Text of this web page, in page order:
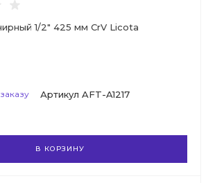
1/2" 425 мм CrV Licota
Артикул AFT-A1217
В КОРЗИНУ